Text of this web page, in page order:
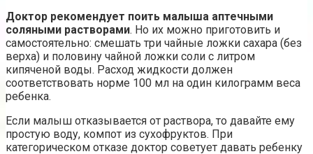
Доктор рекомендует поить малыша аптечными
соляными растворами. Но их можно приготовить и
самостоятельно: смешать три чайные ложки сахара (без
верха) и половину чайной ложки соли с литром
кипяченой воды. Расход жидкости должен
соответствовать норме 100 мл на один килограмм веса
ребенка.
Если малыш отказывается от раствора, то давайте ему
простую воду, компот из сухофруктов. При
категорическом отказе доктор советует давать ребенку